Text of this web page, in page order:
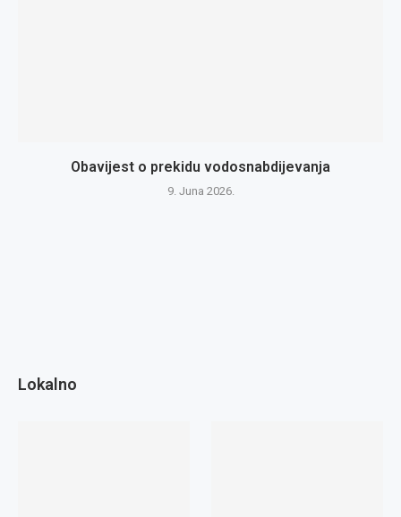
Obavijest o prekidu vodosnabdijevanja
9. Juna 2026.
Lokalno